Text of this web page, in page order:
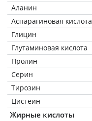
Аланин
Аспарагиновая кислота
Глицин
Глутаминовая кислота
Пролин
Серин
Тирозин
Цистеин
Жирные кислоты